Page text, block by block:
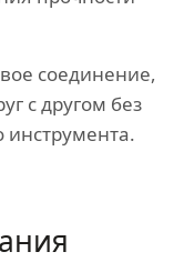
соединение,
с другом без
инструмента.